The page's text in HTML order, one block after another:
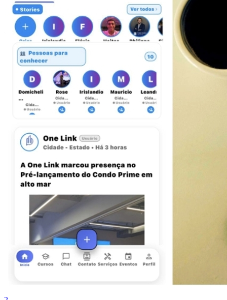
Fluminense